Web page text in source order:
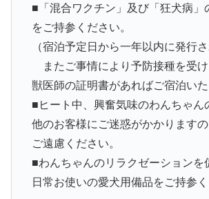
■「混合ワクチン」及び「狂犬病」
をご持参ください。
（宿泊予定日から一年以内に発行
またご事情により予防接種を受け
獣医師の証明書があればご宿泊いた
■ヒート中、興奮気味のわんちゃん
他のお客様にご迷惑がかかります
ご遠慮ください。
■わんちゃんのリラクゼーションを
日常お使いの愛犬用備品をご持参く